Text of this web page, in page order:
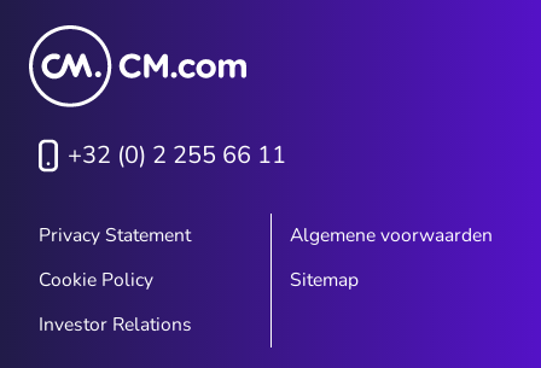
+32 (0) 2 255 66 11
Privacy Statement
Algemene voorwaarden
Cookie Policy
Sitemap
Investor Relations